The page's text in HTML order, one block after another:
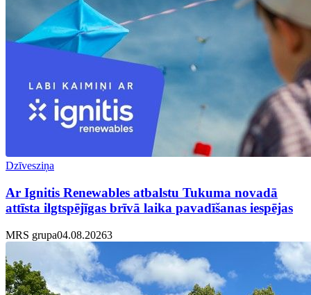
Dzīvesziņa
Ar Ignitis Renewables atbalstu Tukuma novadā
attīsta ilgtspējīgas brīvā laika pavadīšanas iespējas
MRS grupa04.08.20263